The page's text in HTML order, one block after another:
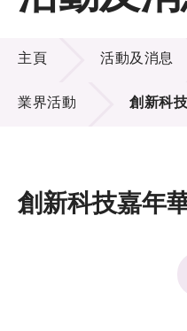
關於LSCM
技術商品化
項目及資助計劃
活動及消息
活動及消息
主頁 活動及消息
業界活動 創新科
創新科技嘉年